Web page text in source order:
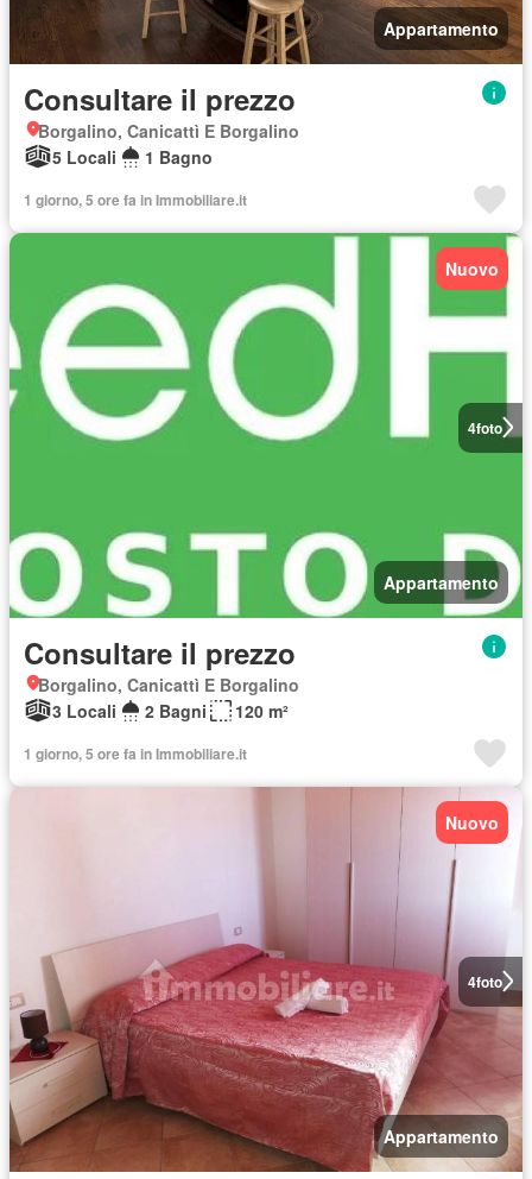
Appartamento
Consultare il prezzo
Borgalino, Canicattì E Borgalino
5 Locali
1 Bagno
1 giorno, 5 ore fa in Immobiliare.it
4foto
Nuovo
Appartamento
Consultare il prezzo
Borgalino, Canicattì E Borgalino
3 Locali
2 Bagni 120 m²
1 giorno, 5 ore fa in Immobiliare.it
4foto
Nuovo
Appartamento